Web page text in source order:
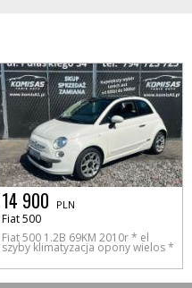
14 900 PLN
Fiat 500
Fiat 500 1.2B 69KM 2010r * el
szyby klimatyzacja opony wielos *